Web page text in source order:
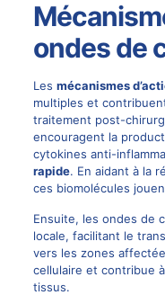
ondes de
Les mécanismes
multiples et
traitement post-
encouragent la
cytokines anti-
rapide. En aidant à la
ces biomolécules
Ensuite, les ondes de
locale, facilitant le
vers les zones
cellulaire et contribue
tissus.